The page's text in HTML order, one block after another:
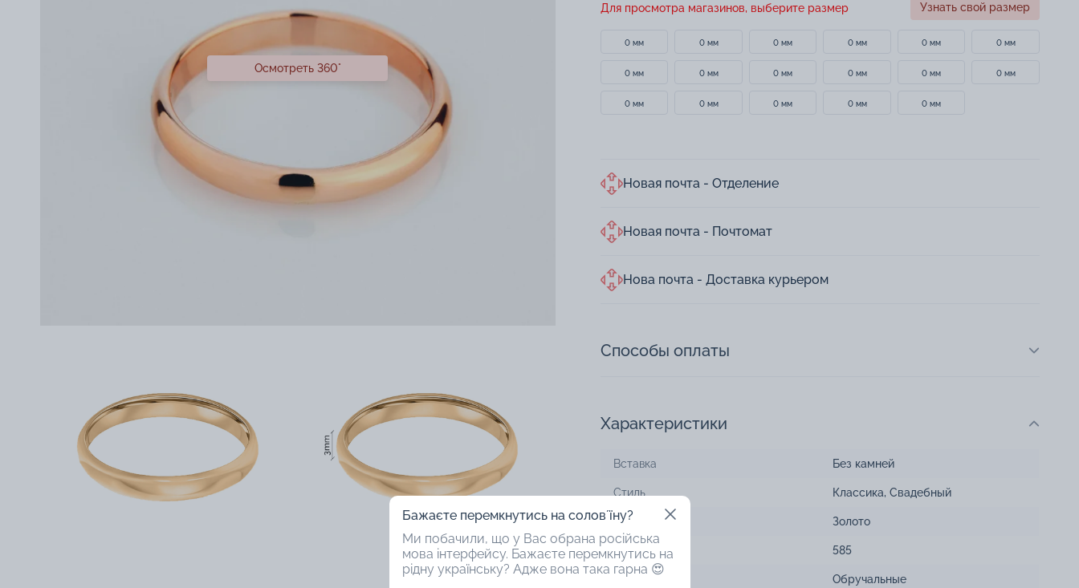
Осмотреть 360°
Для просмотра магазинов, выберите размер Узнать свой размер
0 мм 0 мм 0 мм 0 мм 0 мм 0 мм
0 мм 0 мм 0 мм 0 мм 0 мм 0 мм
0 мм 0 мм 0 мм 0 мм 0 мм
Новая почта - Отделение
Новая почта - Почтомат
Нова почта - Доставка курьером
Способы оплаты
Характеристики
Вставка Без камней
Стиль Классика, Свадебный
Металл Золото
Проба 585
Тип изделия Обручальные
Бажаєте перемкнутись на соловʼїну?
Ми побачили, що у Вас обрана російська
мова інтерфейсу. Бажаєте перемкнутись на
рідну українську? Адже вона така гарна 😍